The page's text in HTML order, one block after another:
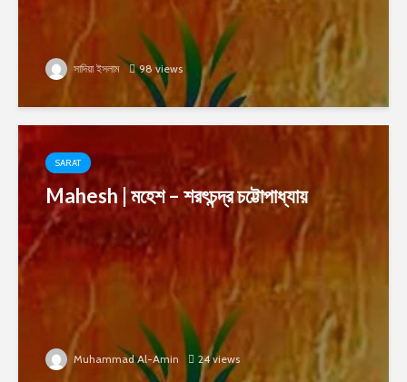
সাদিয়া ইসলাম 98 views
SARAT
Mahesh | মহেশ – শরৎচন্দ্র চট্টোপাধ্যায়
Muhammad Al-Amin 24 views